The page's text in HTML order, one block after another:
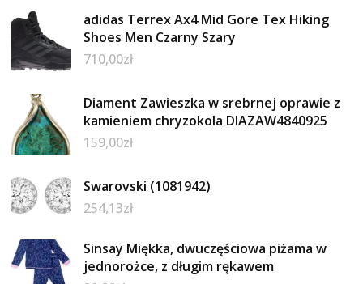
adidas Terrex Ax4 Mid Gore Tex Hiking
Shoes Men Czarny Szary
710,00zł
Diament Zawieszka w srebrnej oprawie z
kamieniem chryzokola DIAZAW4840925
159,00zł
Swarovski (1081942)
254,13zł
Sinsay Miękka, dwuczęściowa piżama w
jednorożce, z długim rękawem